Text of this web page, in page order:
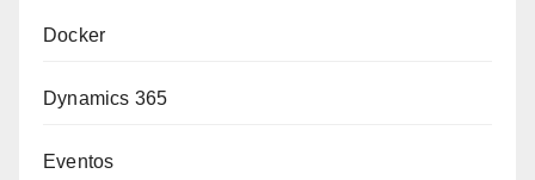
Docker
Dynamics 365
Eventos